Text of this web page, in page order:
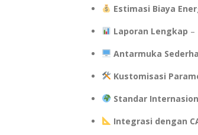
Estimasi Biaya
Laporan Lengkap –
Antarmuka
Kustomisasi
Standar
Integrasi dengan